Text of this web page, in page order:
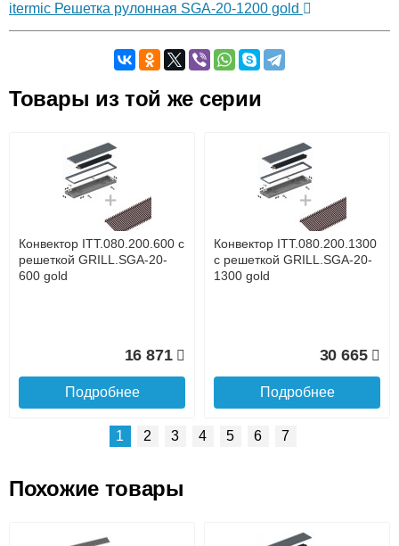
itermic Решетка рулонная SGA-20-1200 gold
Оставьте отзыв
Доставка сантехники по Москве и Московской области
Наличный расчёт
Банковской картой на сайте в режиме реального
времени
Банковской картой при получении товара как при
доставке, так и самовывозом
Интернет-деньгами (Yandex-деньги, Web-money,
Qiwi-кошельки и другие).
Безналичный расчёт (возможно и с НДС)
Товары из той же серии
Конвектор ITT.080.200.600 с
решеткой GRILL.SGA-20-
600 gold
16 871
Подробнее
Конвектор ITT.080.200.1300
с решеткой GRILL.SGA-20-
1300 gold
30 665
Подробнее
Конвектор ITT.080.200.1000 Конвектор ITT.080.200.900 с
1 2 3 4 5 6 7
Похожие товары